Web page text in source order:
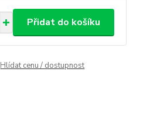
Přidat do košíku
Hlídat cenu / dostupnost